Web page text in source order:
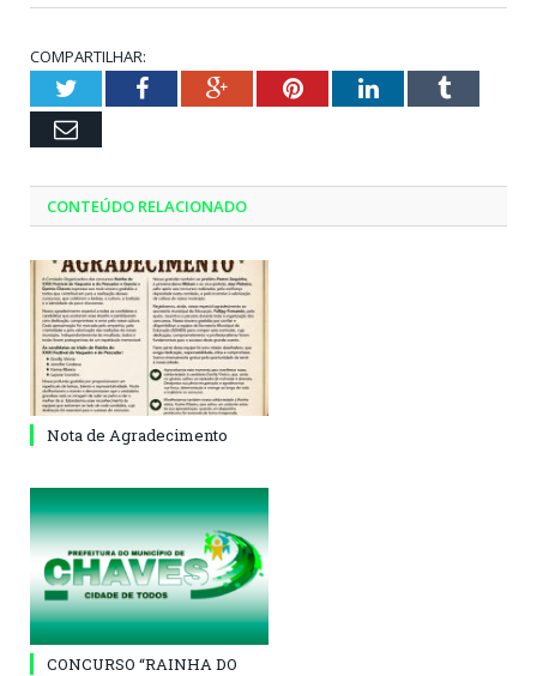
COMPARTILHAR:
TwitterFacebookGoogle+PinterestLinkedInTumblr
Email
CONTEÚDO RELACIONADO
Nota de Agradecimento
CONCURSO “RAINHA DO